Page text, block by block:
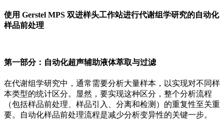
使用 Gerstel MPS 双进样头工作站进行代谢组学研究的自动化
样品前处理
第一部分：自动化超声辅助液体萃取与过滤
在代谢组学研究中，通常需要分析大量样本，以实现对不同样
本类型的统计区分。显然，要实现这种区分，整个分析流程
（包括样品前处理、样品引入、分离和检测）的重复性至关重
要。自动化样品前处理流程是减少分析变异性的关键一步。